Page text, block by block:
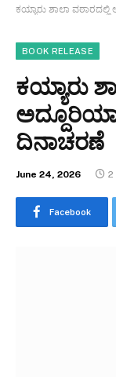
ಕಯ್ಯಾರು ಶಾಲಾ
BOOK RELEASE
ಕಯ್ಯಾರು
ದಿನಾಚರಣೆ
June 24, 2026 2
Facebook